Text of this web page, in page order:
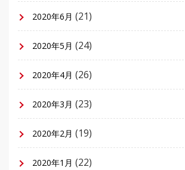
2020年6月 (21)
2020年5月 (24)
2020年4月 (26)
2020年3月 (23)
2020年2月 (19)
2020年1月 (22)